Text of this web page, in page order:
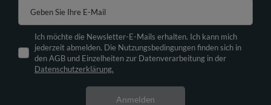
Geben Sie Ihre E-Mail
Ich möchte die Newsletter-E-Mails erhalten. Ich kann mich
jederzeit abmelden. Die Nutzungsbedingungen finden sich in
den AGB und Einzelheiten zur Datenverarbeitung in der
Datenschutzerklärung.
Anmelden